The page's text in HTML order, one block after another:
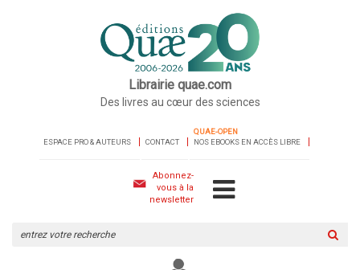
Librairie quae.com
Des livres au cœur des sciences
ESPACE PRO & AUTEURS CONTACT
QUAE-OPEN
NOS EBOOKS EN ACCÈS LIBRE
Abonnez-
vous à la
newsletter
le